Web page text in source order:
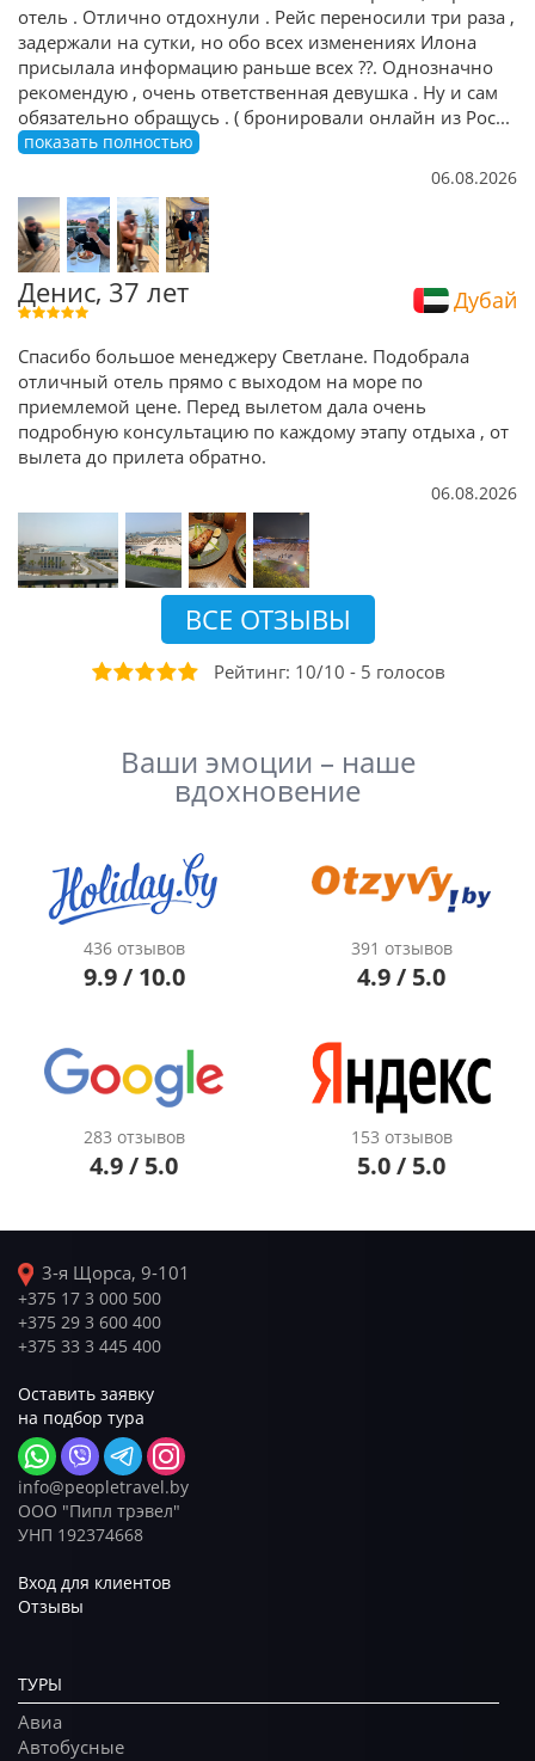
отель . Отлично отдохнули . Рейс переносили три раза ,
задержали на сутки, но обо всех изменениях Илона
присылала информацию раньше всех ??. Однозначно
рекомендую , очень ответственная девушка . Ну и сам
обязательно обращусь . ( бронировали онлайн из Рос...
показать полностью
06.08.2026
Денис, 37 лет Дубай
Спасибо большое менеджеру Светлане. Подобрала
отличный отель прямо с выходом на море по
приемлемой цене. Перед вылетом дала очень
подробную консультацию по каждому этапу отдыха , от
вылета до прилета обратно.
06.08.2026
ВСЕ ОТЗЫВЫ
Рейтинг: 10/10 - 5 голосов
Ваши эмоции – наше
вдохновение
436 отзывов
9.9 / 10.0
391 отзывов
4.9 / 5.0
283 отзывов
4.9 / 5.0
153 отзывов
5.0 / 5.0
3-я Щорса, 9-101
+375 17 3 000 500
+375 29 3 600 400
+375 33 3 445 400
Оставить заявку
на подбор тура
info@peopletravel.by
ООО "Пипл трэвел"
УНП 192374668
Вход для клиентов
Отзывы
ТУРЫ
Авиа
Автобусные